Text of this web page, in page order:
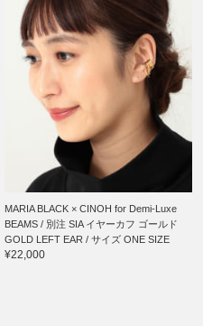
MARIA BLACK × CINOH for Demi-Luxe
BEAMS / 別注 SIA イヤーカフ ゴールド
GOLD LEFT EAR / サイズ ONE SIZE
¥22,000